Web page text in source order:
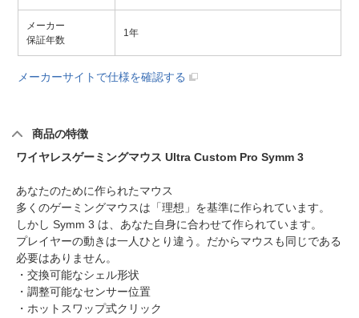
メーカー
保証年数
1年
メーカーサイトで仕様を確認する
商品の特徴
ワイヤレスゲーミングマウス Ultra Custom Pro Symm 3
あなたのために作られたマウス
多くのゲーミングマウスは「理想」を基準に作られています。
しかし Symm 3 は、あなた自身に合わせて作られています。
プレイヤーの動きは一人ひとり違う。だからマウスも同じである
必要はありません。
・交換可能なシェル形状
・調整可能なセンサー位置
・ホットスワップ式クリック